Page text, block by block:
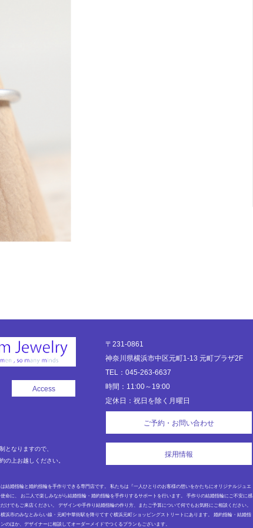
Access
となりますので、
の上お越しください。
〒231-0861
神奈川県横浜市中区元町1-13 元町プラザ2F
TEL：045-263-6637
時間：11:00～19:00
定休日：祝日を除く月曜日
ご予約・お問い合わせ
採用情報
は結婚指輪と婚約指輪を手作りできる専門店です。 私たちは『一人ひとりのお客様の想いをかたちにオリジナルジュエ
使命に、 お二人で楽しみながら結婚指輪・婚約指輪を手作りするサポートを行います。 手作りの結婚指輪にご不安に感
けでもご来店ください。 デザインや手作り結婚指輪の作り方、またご予算について何でもお気軽にご相談ください。
浜市のみなとみらい線・元町中華街駅を降りてすぐ横浜元町ショッピングストリートにあります。 婚約指輪・結婚指
のほか、デザイナーに相談してオーダーメイドでつくるプランもございます。